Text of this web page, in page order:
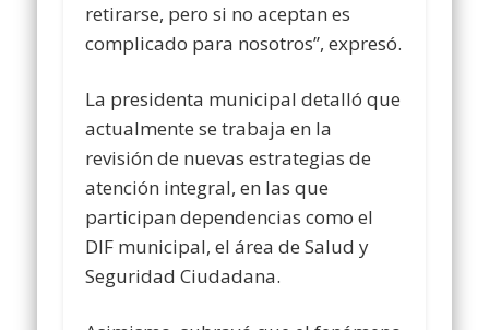
retirarse, pero si no aceptan es
complicado para nosotros”, expresó.
La presidenta municipal detalló que
actualmente se trabaja en la
revisión de nuevas estrategias de
atención integral, en las que
participan dependencias como el
DIF municipal, el área de Salud y
Seguridad Ciudadana.